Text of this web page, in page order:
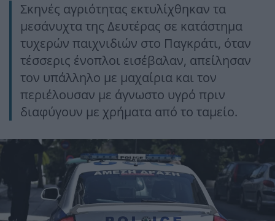
Σκηνές αγριότητας εκτυλίχθηκαν τα
μεσάνυχτα της Δευτέρας σε κατάστημα
τυχερών παιχνιδιών στο Παγκράτι, όταν
τέσσερις ένοπλοι εισέβαλαν, απείλησαν
τον υπάλληλο με μαχαίρια και τον
περιέλουσαν με άγνωστο υγρό πριν
διαφύγουν με χρήματα από το ταμείο.